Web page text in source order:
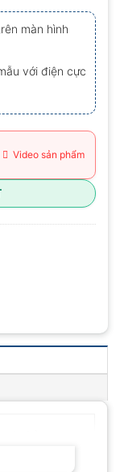
màn hình
với điện cực
Video sản phẩm